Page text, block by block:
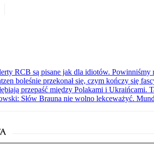
RCB są pisane jak dla idiotów. Powinniśmy
boleśnie przekonał się, czym kończy się
przepaść między Polakami i Ukraińcami.
Słów Brauna nie wolno lekceważyć.